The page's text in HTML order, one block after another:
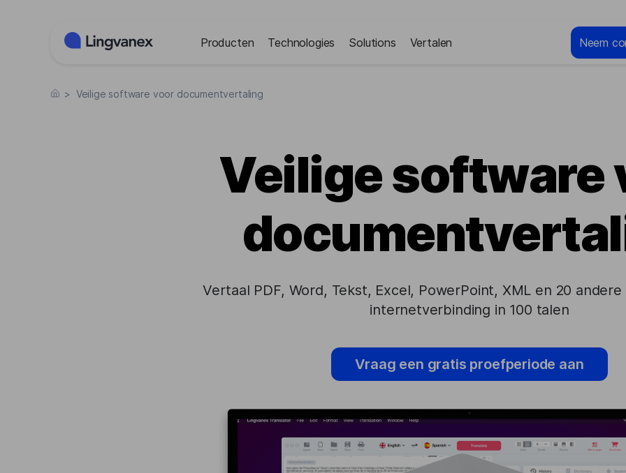
Producten Technologies Solutions Vertalen Neem
> Veilige software voor documentvertaling
Veilige software
Vertaal PDF, Word, Tekst, Excel, PowerPoint, XML en 20
internetverbinding in 100 talen
Vraag een gratis proefperiode aan